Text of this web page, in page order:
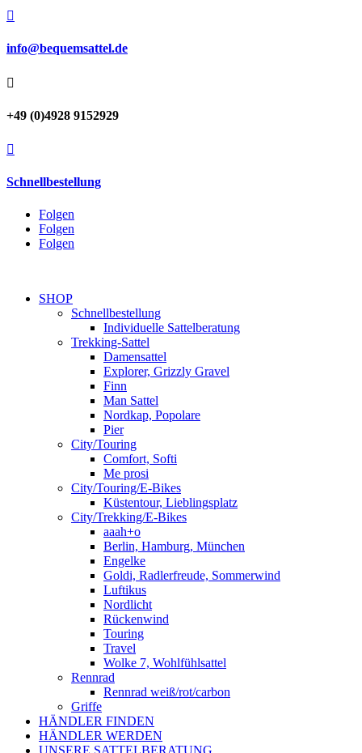

info@bequemsattel.de

+49 (0)4928 9152929

Schnellbestellung
Folgen
Folgen
Folgen
SHOP
Schnellbestellung
Individuelle Sattelberatung
Trekking-Sattel
Damensattel
Explorer, Grizzly Gravel
Finn
Man Sattel
Nordkap, Popolare
Pier
City/Touring
Comfort, Softi
Me prosi
City/Touring/E-Bikes
Küstentour, Lieblingsplatz
City/Trekking/E-Bikes
aaah+o
Berlin, Hamburg, München
Engelke
Goldi, Radlerfreude, Sommerwind
Luftikus
Nordlicht
Rückenwind
Touring
Travel
Wolke 7, Wohlfühlsattel
Rennrad
Rennrad weiß/rot/carbon
Griffe
HÄNDLER FINDEN
HÄNDLER WERDEN
UNSERE SATTELBERATUNG